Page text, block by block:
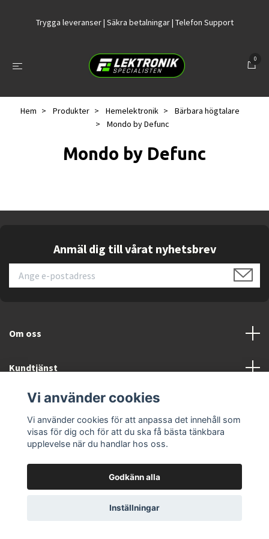
Trygga leveranser | Säkra betalningar | Telefon Support
0
Hem Produkter Hemelektronik
Bärbara högtalare
Mondo by Defunc
Mondo by Defunc
Anmäl dig till vårat nyhetsbrev
Om oss
Kundtjänst
Läs merVi använder cookies
Vi använder cookies för att anpassa det innehåll som
visas för dig och för att du ska få bästa tänkbara
upplevelse när du handlar hos oss.
Godkänn alla
Inställningar